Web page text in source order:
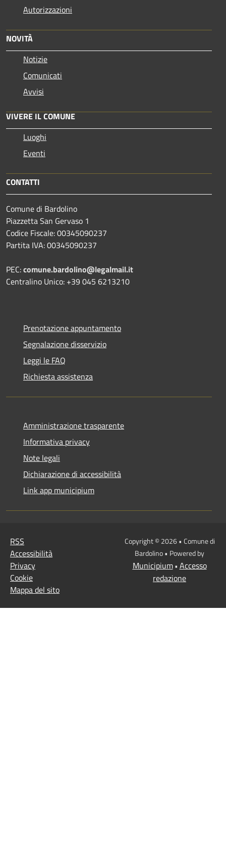
Autorizzazioni
NOVITÀ
Notizie
Comunicati
Avvisi
VIVERE IL COMUNE
Luoghi
Eventi
CONTATTI
Comune di Bardolino
Piazzetta San Gervaso 1
Codice Fiscale: 00345090237
Partita IVA: 00345090237
PEC:comune.bardolino@legalmail.it
Centralino Unico: +39 045 6213210
Prenotazione appuntamento
Segnalazione disservizio
Leggi le FAQ
Richiesta assistenza
Amministrazione trasparente
Informativa privacy
Note legali
Dichiarazione di accessibilità
Link app municipium
RSS
Accessibilità
Privacy
Cookie
Mappa del sito
Copyright © 2026 • Comune di
Bardolino • Powered by
Municipium• Accesso
redazione